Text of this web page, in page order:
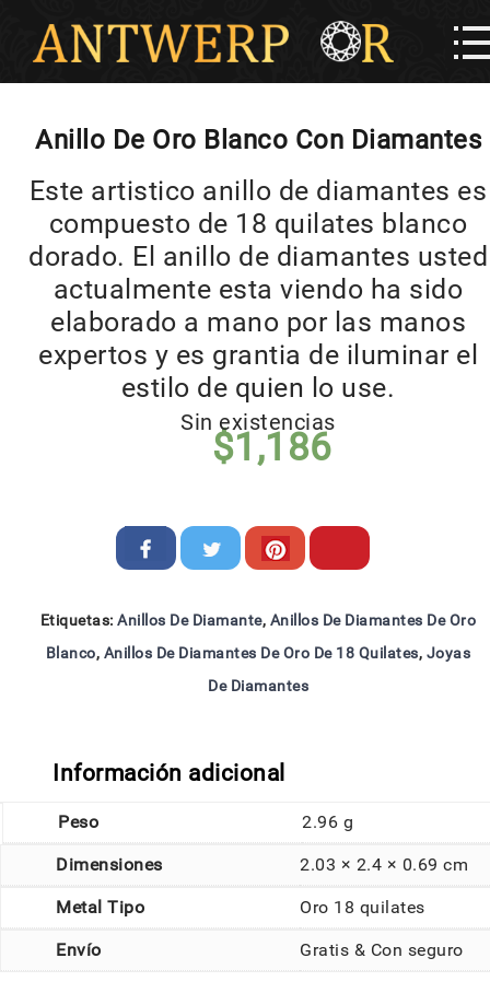
Anillo De Oro Blanco Con Diamantes
Este artistico anillo de diamantes es
compuesto de 18 quilates blanco
dorado. El anillo de diamantes usted
actualmente esta viendo ha sido
elaborado a mano por las manos
expertos y es grantia de iluminar el
estilo de quien lo use.
$1,186
Sin existencias
Etiquetas:Anillos De Diamante, Anillos De Diamantes De Oro
Blanco, Anillos De Diamantes De Oro De 18 Quilates, Joyas
De Diamantes
Información adicional
Peso 2.96 g
Dimensiones 2.03 × 2.4 × 0.69 cm
Metal Tipo Oro 18 quilates
Envío Gratis & Con seguro